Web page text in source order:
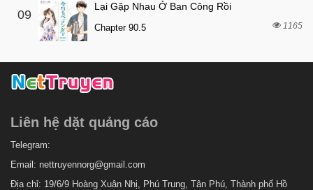
09
Lại Gặp Nhau Ở Ban Công Rồi
Chapter 90.5 1165
Liên hệ dặt quảng cáo
Telegram:
Email: nettruyennorg@gmail.com
Địa chỉ: 19/6/9 Hoàng Xuân Nhị, Phú Trung, Tân Phú, Thành phố Hồ